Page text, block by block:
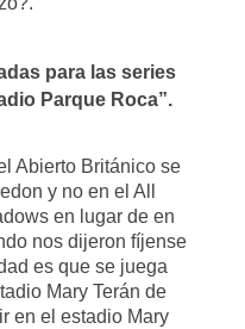
para las series
Parque Roca”.
Abierto Británico se
y no en el All
en lugar de en
nos dijeron fíjense
es que se juega
Mary Terán de
en el estadio Mary